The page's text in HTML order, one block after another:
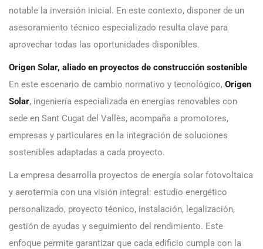
notable la inversión inicial. En este contexto, disponer de un
asesoramiento técnico especializado resulta clave para
aprovechar todas las oportunidades disponibles.
Origen Solar, aliado en proyectos de construcción sostenible
En este escenario de cambio normativo y tecnológico, Origen
Solar, ingeniería especializada en energías renovables con
sede en Sant Cugat del Vallès, acompaña a promotores,
empresas y particulares en la integración de soluciones
sostenibles adaptadas a cada proyecto.
La empresa desarrolla proyectos de energía solar fotovoltaica
y aerotermia con una visión integral: estudio energético
personalizado, proyecto técnico, instalación, legalización,
gestión de ayudas y seguimiento del rendimiento. Este
enfoque permite garantizar que cada edificio cumpla con la